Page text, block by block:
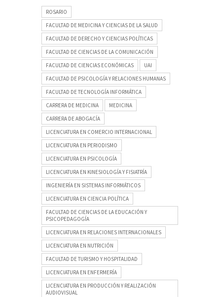
ROSARIO
FACULTAD DE MEDICINA Y CIENCIAS DE LA SALUD
FACULTAD DE DERECHO Y CIENCIAS POLÍTICAS
FACULTAD DE CIENCIAS DE LA COMUNICACIÓN
FACULTAD DE CIENCIAS ECONÓMICAS
UAI
FACULTAD DE PSICOLOGÍA Y RELACIONES HUMANAS
FACULTAD DE TECNOLOGÍA INFORMÁTICA
CARRERA DE MEDICINA
MEDICINA
CARRERA DE ABOGACÍA
LICENCIATURA EN COMERCIO INTERNACIONAL
LICENCIATURA EN PERIODISMO
LICENCIATURA EN PSICOLOGÍA
LICENCIATURA EN KINESIOLOGÍA Y FISIATRÍA
INGENIERÍA EN SISTEMAS INFORMÁTICOS
LICENCIATURA EN CIENCIA POLÍTICA
FACULTAD DE CIENCIAS DE LA EDUCACIÓN Y
PSICOPEDAGOGÍA
LICENCIATURA EN RELACIONES INTERNACIONALES
LICENCIATURA EN NUTRICIÓN
FACULTAD DE TURISMO Y HOSPITALIDAD
LICENCIATURA EN ENFERMERÍA
LICENCIATURA EN PRODUCCIÓN Y REALIZACIÓN
AUDIOVISUAL